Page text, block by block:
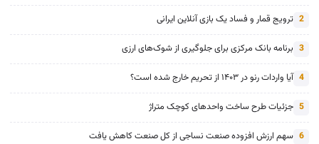
2 ترویج قمار و فساد یک بازی آنلاین ایرانی
3 برنامه بانک مرکزی برای جلوگیری از شوک‌های ارزی
4 آیا واردات رنو در ۱۴۰۳ از تحریم خارج شده است؟
5 جزئیات طرح ساخت واحدهای کوچک متراژ
6 سهم ارزش افزوده صنعت نساجی از کل صنعت کاهش یافت